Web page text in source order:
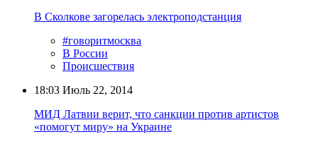
В Сколкове загорелась электроподстанция
#говоритмосква
В России
Происшествия
18:03 Июль 22, 2014
МИД Латвии верит, что санкции против артистов
«помогут миру» на Украине